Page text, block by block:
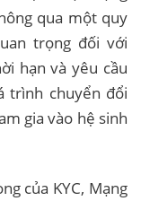
qua một quy
trọng đối với
hạn và yêu cầu
trình chuyển đổi
gia vào hệ sinh
của KYC, Mạng